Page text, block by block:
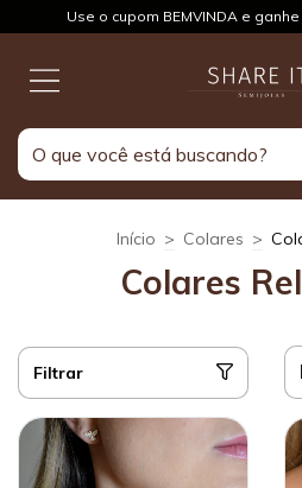
Use o cupom BEMVINDA e
Início > Colares >
Colares
Filtrar